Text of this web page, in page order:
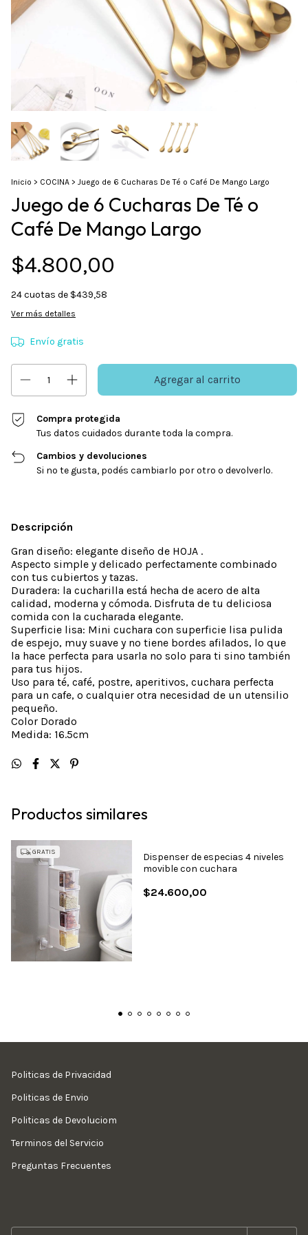
Inicio > COCINA > Juego de 6 Cucharas De Té o Café De Mango Largo
Juego de 6 Cucharas De Té o
Café De Mango Largo
$4.800,00
24cuotas de $439,58
Ver más detalles
Envío gratis
Compra protegida
Tus datos cuidados durante toda la compra.
Cambios y devoluciones
Si no te gusta, podés cambiarlo por otro o devolverlo.
Descripción
Gran diseño: elegante diseño de HOJA .
Aspecto simple y delicado perfectamente combinado
con tus cubiertos y tazas.
Duradera: la cucharilla está hecha de acero de alta
calidad, moderna y cómoda. Disfruta de tu deliciosa
comida con la cucharada elegante.
Superficie lisa: Mini cuchara con superficie lisa pulida
de espejo, muy suave y no tiene bordes afilados, lo que
la hace perfecta para usarla no solo para ti sino también
para tus hijos.
Uso para té, café, postre, aperitivos, cuchara perfecta
para un cafe, o cualquier otra necesidad de un utensilio
pequeño.
Color Dorado
Medida: 16.5cm
Productos similares
GRATIS
Dispenser de especias 4 niveles
movible con cuchara
$24.600,00
Politicas de Privacidad
Politicas de Envio
Politicas de Devoluciom
Terminos del Servicio
Preguntas Frecuentes